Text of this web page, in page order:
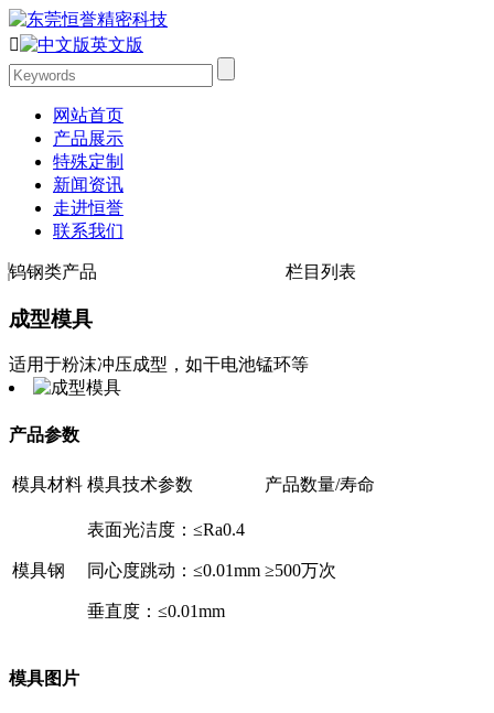
 英文版
网站首页
产品展示
特殊定制
新闻资讯
走进恒誉
联系我们
钨钢类产品 栏目列表
成型模具
适用于粉沫冲压成型，如干电池锰环等
产品参数
模具材料 模具技术参数 产品数量/寿命
模具钢
表面光洁度：≤Ra0.4
同心度跳动：≤0.01mm
垂直度：≤0.01mm
≥500万次
模具图片